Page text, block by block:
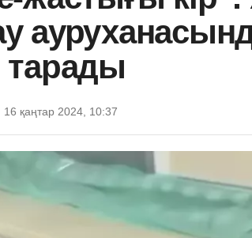
тарады
16 қаңтар 2024, 10:37